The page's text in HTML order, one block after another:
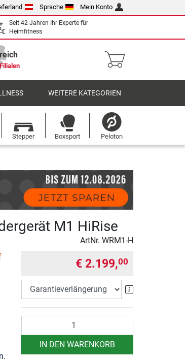
Sprache Mein Konto
Seit 42 Jahren Ihr Experte für
Heimfitness
WEITERE KATEGORIEN
Stepper Boxsport Peloton
M1 HiRise
ArtNr. WRM1-H
€ 2.199,00
IN DEN WARENKORB